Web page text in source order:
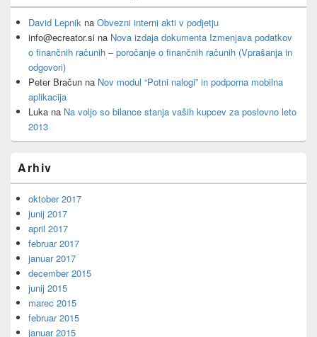
David Lepnik na Obvezni interni akti v podjetju
info@ecreator.si na Nova izdaja dokumenta Izmenjava podatkov
o finančnih računih – poročanje o finančnih računih (Vprašanja in
odgovori)
Peter Bračun na Nov modul “Potni nalogi” in podporna mobilna
aplikacija
Luka na Na voljo so bilance stanja vaših kupcev za poslovno leto
2013
Arhiv
oktober 2017
junij 2017
april 2017
februar 2017
januar 2017
december 2015
junij 2015
marec 2015
februar 2015
januar 2015